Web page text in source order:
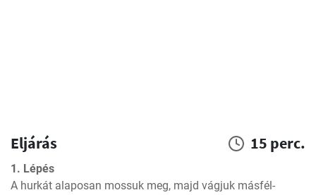
Eljárás 15 perc.
1. Lépés
A hurkát alaposan mossuk meg, majd vágjuk másfél-